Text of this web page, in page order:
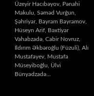
Üzeyir Hacıbəyov, Pənahi
Makulu, Səməd Vurğun,
Şəhriyar, Bayram Bayramov,
Hüseyn Arif, Bəxtiyar
Vahabzadə, Cabir Novruz,
İldırım Əkbəroğlu (Füzuli), Alı
Mustafayev, Mustafa
Müseyiboğlu, Ülvi
Bünyadzadə…